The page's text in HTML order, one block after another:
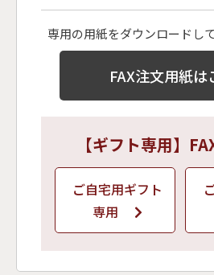
専用の用紙をダウンロードし
FAX注文用紙は
【ギフト専用】
ご自宅用ギフト
専用